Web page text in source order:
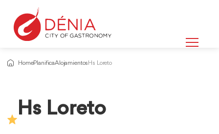
HomePlanificaAlojamientos Hs Loreto
Hs Loreto